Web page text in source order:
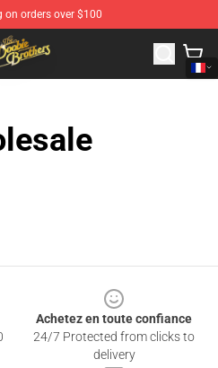
on orders over $100
- Official The Doobie
Achetez en toute confiance
24/7 Protected from clicks to
delivery